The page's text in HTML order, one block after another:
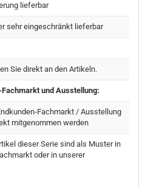
lieferbar
sehr eingeschränkt lieferbar
Sie direkt an den Artikeln.
und Ausstellung:
Fachmarkt / Ausstellung
mitgenommen werden
dieser Serie sind als Muster in
oder in unserer